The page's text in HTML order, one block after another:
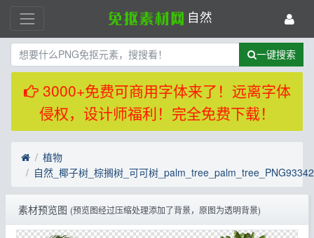
自然
一键搜索
3000+免费可商用字体来了！远离字体
侵权，设计师福利！完全免费下载！
植物
自然_椰子树_棕搁树_可可树_palm_tree_palm_tree_PNG93342
素材预览图 (预览图经过压缩处理添加了背景，原图为透明背景)